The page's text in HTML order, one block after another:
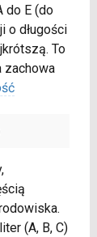
do E (do
o długości
To
zachowa
(A, B, C)